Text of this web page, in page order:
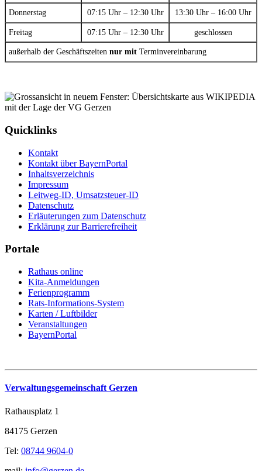
Donnerstag 07:15 Uhr – 12:30 Uhr 13:30 Uhr – 16:00 Uhr
Freitag 07:15 Uhr – 12:30 Uhr geschlossen
außerhalb der Geschäftszeiten nur mit Terminvereinbarung
Quicklinks
Kontakt
Kontakt über BayernPortal
Inhaltsverzeichnis
Impressum
Leitweg-ID, Umsatzsteuer-ID
Datenschutz
Erläuterungen zum Datenschutz
Erklärung zur Barrierefreiheit
Portale
Rathaus online
Kita-Anmeldungen
Ferienprogramm
Rats-Informations-System
Karten / Luftbilder
Veranstaltungen
BayernPortal
Verwaltungsgemeinschaft Gerzen
Rathausplatz 1
84175 Gerzen
Tel: 08744 9604-0